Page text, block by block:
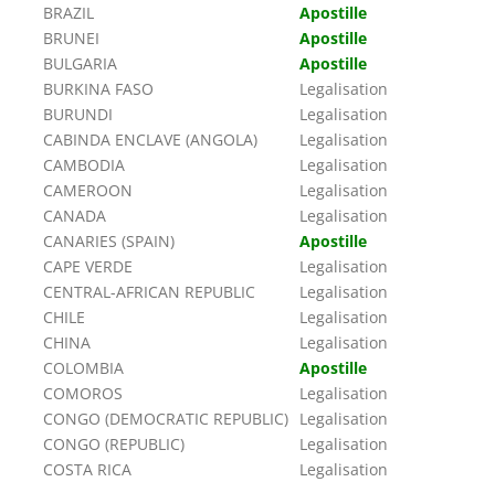
BRAZIL
Apostille
BRUNEI
Apostille
BULGARIA
Apostille
BURKINA FASO
Legalisation
BURUNDI
Legalisation
CABINDA ENCLAVE (ANGOLA)
Legalisation
CAMBODIA
Legalisation
CAMEROON
Legalisation
CANADA
Legalisation
CANARIES (SPAIN)
Apostille
CAPE VERDE
Legalisation
CENTRAL-AFRICAN REPUBLIC
Legalisation
CHILE
Legalisation
CHINA
Legalisation
COLOMBIA
Apostille
COMOROS
Legalisation
CONGO (DEMOCRATIC REPUBLIC) Legalisation
CONGO (REPUBLIC)
Legalisation
COSTA RICA
Legalisation